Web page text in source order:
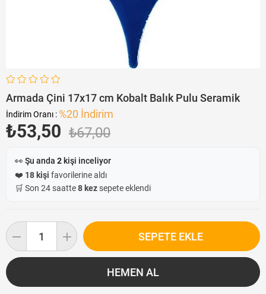
Armada Çini 17x17 cm Kobalt Balık Pulu Seramik
İndirim Oranı : %20 İndirim
₺67,00
₺53,50
👀 Şu anda 2 kişi inceliyor
❤️ 18 kişi favorilerine aldı
🛒 Son 24 saatte8 kezsepete eklendi